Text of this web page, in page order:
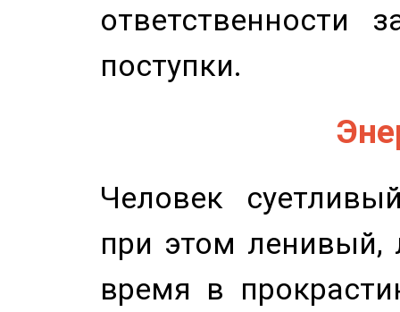
ответственности
поступки.
Человек
при этом
время в